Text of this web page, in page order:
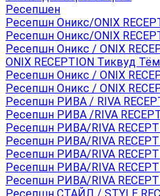
Ресепшен
Ресепшн Оникс/ONIX
Ресепшн Оникс/ONIX
Ресепшн Оникс / ONIX
ONIX RECEPTION Тиквуд
Ресепшн Оникс / ONIX
Ресепшн Оникс / ONIX
Ресепшн РИВА / RIVA
Ресепшн РИВА /RIVA
Ресепшн РИВА/RIVA
Ресепшн РИВА/RIVA
Ресепшн РИВА/RIVA
Ресепшн РИВА/RIVA
Ресепшн РИВА/RIVA